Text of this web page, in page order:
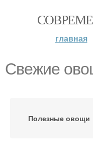
главная
Свежие
Полезные овощи